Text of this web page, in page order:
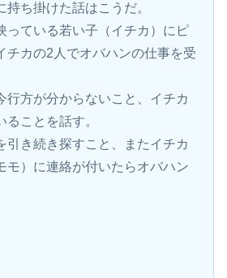
ち掛けた話はこうだ。
っている若い子（イチカ）にピ
チカの2人でオバハンの仕事を受
行方が分からないこと、イチカ
ることを話す。
引き続き探すこと、またイチカ
モ）に連絡が付いたらオバハン